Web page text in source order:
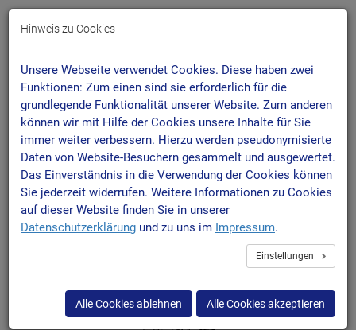
Startseite
Sortiment
Erfrischungsgetränke - leicht, isotonisch & Zero
Lecker Cola Zero 0,50 L Glas
Hinweis zu Cookies
Unsere Webseite verwendet Cookies. Diese haben zwei
Funktionen: Zum einen sind sie erforderlich für die
grundlegende Funktionalität unserer Website. Zum anderen
können wir mit Hilfe der Cookies unsere Inhalte für Sie
immer weiter verbessern. Hierzu werden pseudonymisierte
Daten von Website-Besuchern gesammelt und ausgewertet.
Das Einverständnis in die Verwendung der Cookies können
Sie jederzeit widerrufen. Weitere Informationen zu Cookies
auf dieser Website finden Sie in unserer
Datenschutzerklärung und zu uns im Impressum.
Einstellungen
Alle Cookies ablehnen Alle Cookies akzeptieren